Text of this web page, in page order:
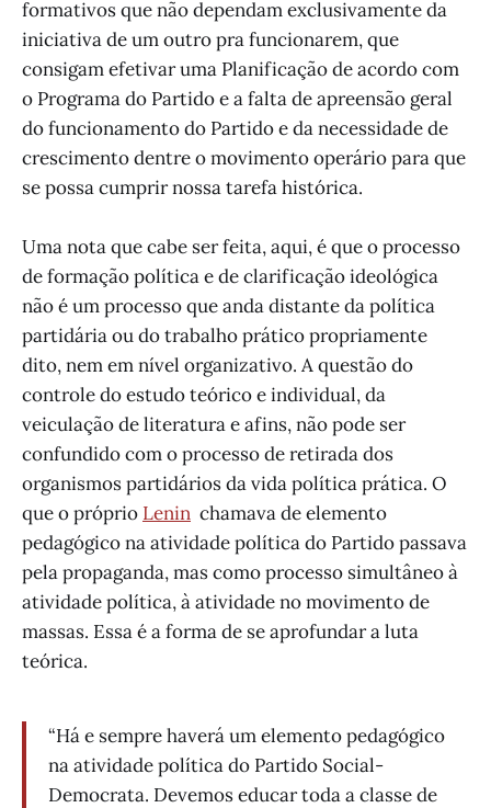
formativos que não dependam exclusivamente da
iniciativa de um outro pra funcionarem, que
consigam efetivar uma Planificação de acordo com
o Programa do Partido e a falta de apreensão geral
do funcionamento do Partido e da necessidade de
crescimento dentre o movimento operário para que
se possa cumprir nossa tarefa histórica.
Uma nota que cabe ser feita, aqui, é que o processo
de formação política e de clarificação ideológica
não é um processo que anda distante da política
partidária ou do trabalho prático propriamente
dito, nem em nível organizativo. A questão do
controle do estudo teórico e individual, da
veiculação de literatura e afins, não pode ser
confundido com o processo de retirada dos
organismos partidários da vida política prática. O
que o próprio Lenin chamava de elemento
pedagógico na atividade política do Partido passava
pela propaganda, mas como processo simultâneo à
atividade política, à atividade no movimento de
massas. Essa é a forma de se aprofundar a luta
teórica.
“Há e sempre haverá um elemento pedagógico
na atividade política do Partido Social-
Democrata. Devemos educar toda a classe de